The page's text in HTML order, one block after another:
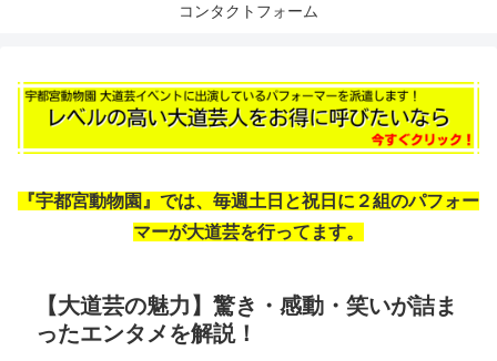
コンタクトフォーム
『宇都宮動物園』では、毎週土日と祝日に２組のパフォー
マーが大道芸を行ってます。
【大道芸の魅力】驚き・感動・笑いが詰ま
ったエンタメを解説！